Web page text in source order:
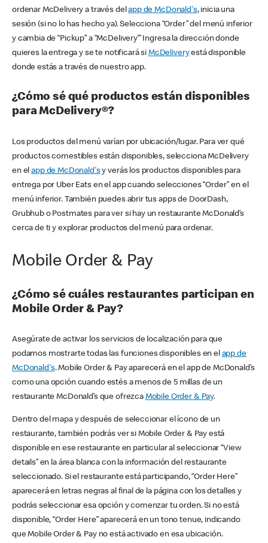
ordenar McDelivery a través delapp de McDonald's, inicia una
sesión (si no lo has hecho ya). Selecciona “Order” del menú inferior
y cambia de “Pickup” a “McDelivery’” Ingresa la dirección donde
quieres la entrega y se te notificará si McDeliveryestá disponible
donde estás a través de nuestro app.
¿Cómo sé qué productos están disponibles
para McDelivery®?
Los productos del menú varían por ubicación/lugar. Para ver qué
productos comestibles están disponibles, selecciona McDelivery
en elapp de McDonald'sy verás los productos disponibles para
entrega por Uber Eats en el app cuando selecciones “Order” en el
menú inferior. También puedes abrir tus apps de DoorDash,
Grubhub o Postmates para ver si hay un restaurante McDonald’s
cerca de ti y explorar productos del menú para ordenar.
Mobile Order & Pay
¿Cómo sé cuáles restaurantes participan en
Mobile Order & Pay?
Asegúrate de activar los servicios de localización para que
podamos mostrarte todas las funciones disponibles en el app de
McDonald's. Mobile Order & Pay aparecerá en el app de McDonald’s
como una opción cuando estés a menos de 5 millas de un
restaurante McDonald’s que ofrezca Mobile Order & Pay.
Dentro del mapa y después de seleccionar el ícono de un
restaurante, también podrás ver si Mobile Order & Pay está
disponible en ese restaurante en particular al seleccionar “View
details” en la área blanca con la información del restaurante
seleccionado. Si el restaurante está participando, “Order Here”
aparecerá en letras negras al final de la página con los detalles y
podrás seleccionar esa opción y comenzar tu orden. Si no está
disponible, “Order Here” aparecerá en un tono tenue, indicando
que Mobile Order & Pay no está activado en esa ubicación.